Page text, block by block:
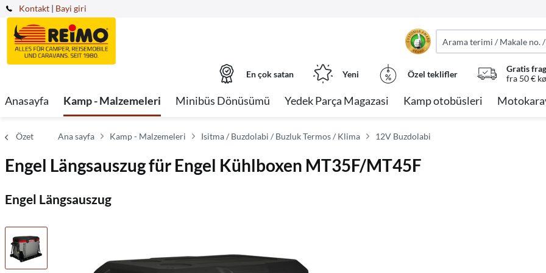
Kontakt | Bayi giri
En çok satan Yeni Özel teklifler
Gratis
fra 50 €
Anasayfa Kamp - Malzemeleri Minibüs Dönüsümü Yedek Parça Magazasi Kamp otobüsleri
Özet Ana sayfa Kamp - Malzemeleri Isitma / Buzdolabi / Buzluk Termos / Klima 12V Buzdolabi
Engel Längsauszug für Engel Kühlboxen MT35F/MT45F
Engel Längsauszug